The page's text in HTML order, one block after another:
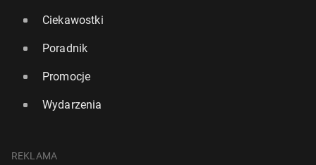
Ciekawostki
Poradnik
Promocje
Wydarzenia
REKLAMA